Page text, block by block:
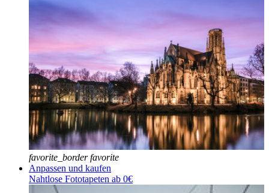
favorite_border favorite
Anpassen und kaufen
Nahtlose Fototapeten ab 0€